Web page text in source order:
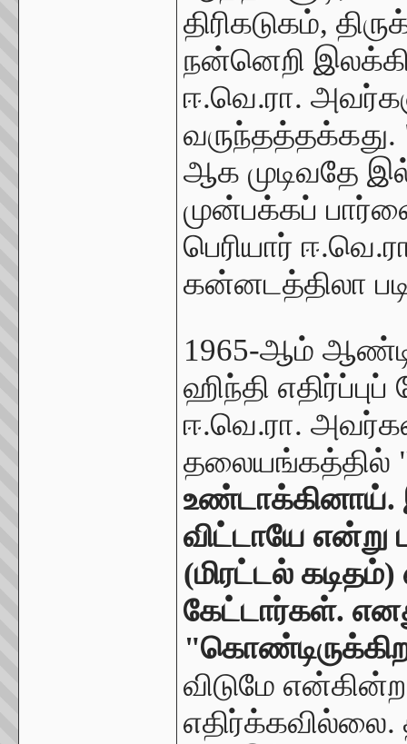
திரிகடுகம்,
நன்னெறி
ஈ.வெ.ரா.
வருந்தத்தக்கது.
ஆக முடிவதே
முன்பக்கப்
பெரியார்
கன்னடத்திலா
1965-ஆம்
ஹிந்தி
ஈ.வெ.ரா.
தலையங்கத்தில்
உண்டாக்கினாய்.
விட்டாயே என்று
(மிரட்டல் கடிதம்)
கேட்டார்கள்.
விடுமே
எதிர்க்கவில்லை.